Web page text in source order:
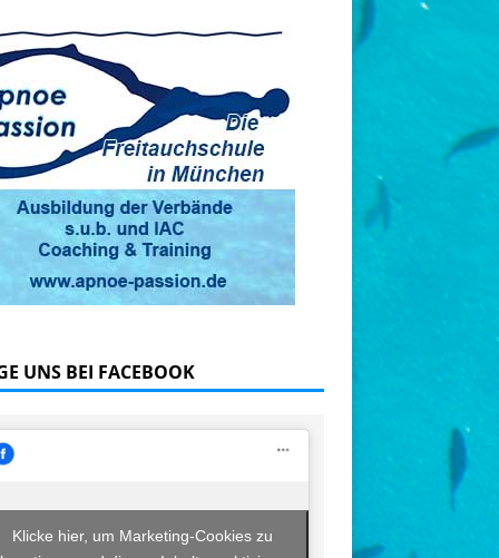
UNS BEI FACEBOOK
Klicke hier, um Marketing-Cookies zu